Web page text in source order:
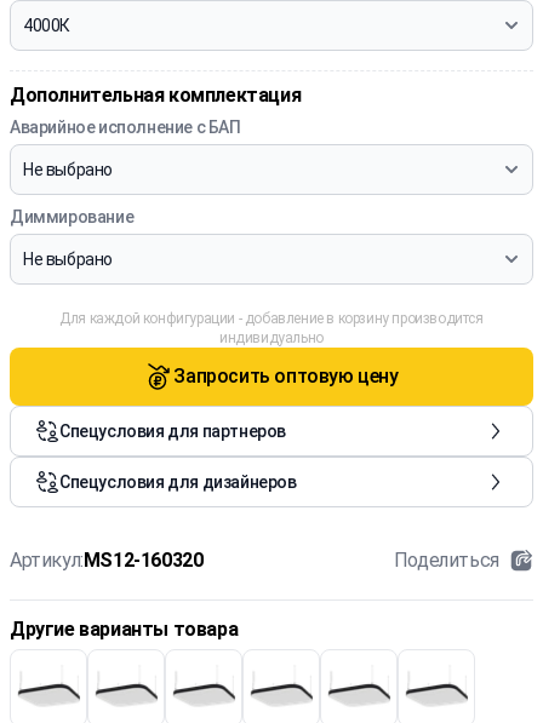
Артикул:MS12-160320 Поделиться
Другие варианты товара
Дополнительная комплектация
Аварийное исполнение с БАП
Диммирование
Для каждой конфигурации - добавление в корзину производится
индивидуально
Запросить оптовую цену
Спецусловия для партнеров
Спецусловия для дизайнеров